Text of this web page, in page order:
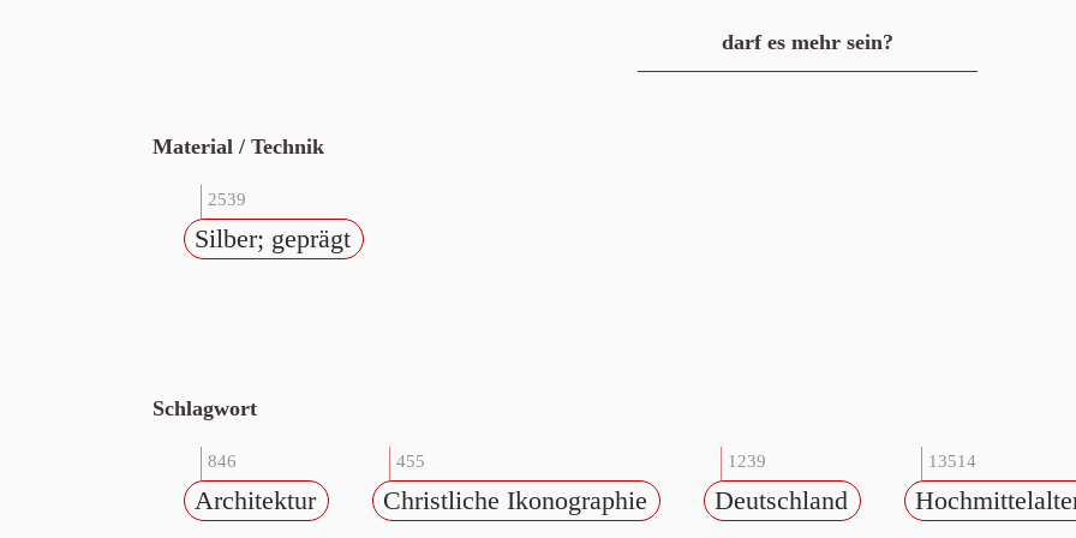
darf es mehr sein?
Material / Technik
2539
Silber; geprägt
Schlagwort
846
Architektur
455
Christliche Ikonographie
1239
Deutschland
13514